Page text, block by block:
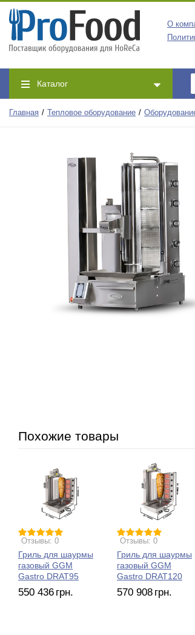
О
Каталог
Главная Тепловое оборудование
Похожие товары
Отзывы: 0
Гриль для шаурмы
газовый GGM
Gastro DRAT95
550 436 грн.
Отзывы: 0
Гриль для шаурмы
газовый GGM
Gastro DRAT120
570 908 грн.